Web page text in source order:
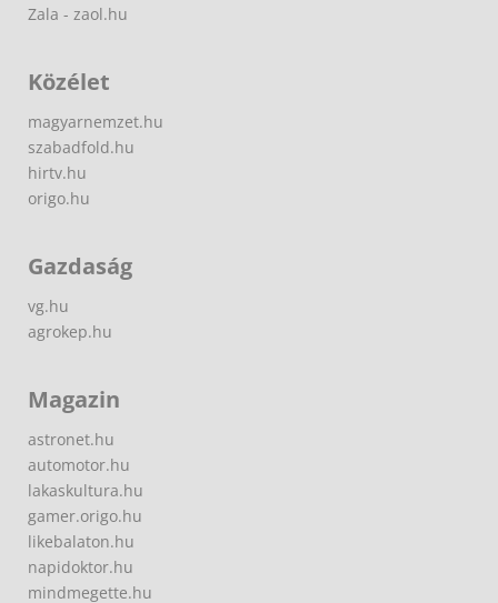
Zala - zaol.hu
Közélet
magyarnemzet.hu
szabadfold.hu
hirtv.hu
origo.hu
Gazdaság
vg.hu
agrokep.hu
Magazin
astronet.hu
automotor.hu
lakaskultura.hu
gamer.origo.hu
likebalaton.hu
napidoktor.hu
mindmegette.hu